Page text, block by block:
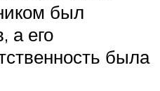
был
а его
была